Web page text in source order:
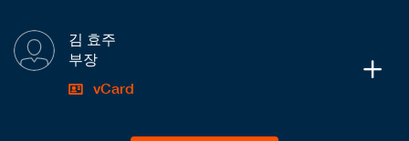
김 효주
부장
vCard